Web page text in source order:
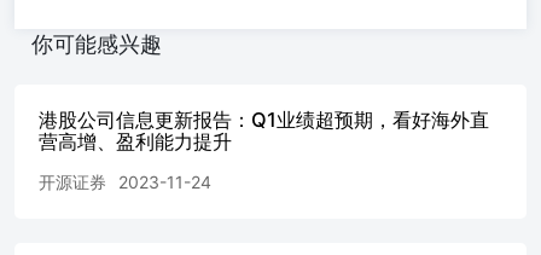
开发，有望于10月上线。IAP产品在现有Infra上稳健增长，
新一代Infra可承载更复杂的模型及更多维度的特征和数据，
后逐步推出电商、短剧等垂类模型，进一步打开业务空间。
Q1营销技术业务收入0.04亿美元（同比+2%），公司推动
段。我们看好新一代Infra支撑公司加速向游戏IAP产品及非
你可能感兴趣
港股公司信息更新报告：Q1业绩超预期，看好海外直
营高增、盈利能力提升
开源证券 2023-11-24